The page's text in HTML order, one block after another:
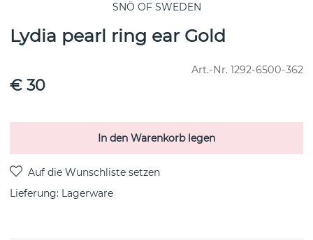
SNÖ OF SWEDEN
Lydia pearl ring ear Gold
Art.-Nr. 1292-6500-362
€ 30
In den Warenkorb legen
Lieferung: Lagerware